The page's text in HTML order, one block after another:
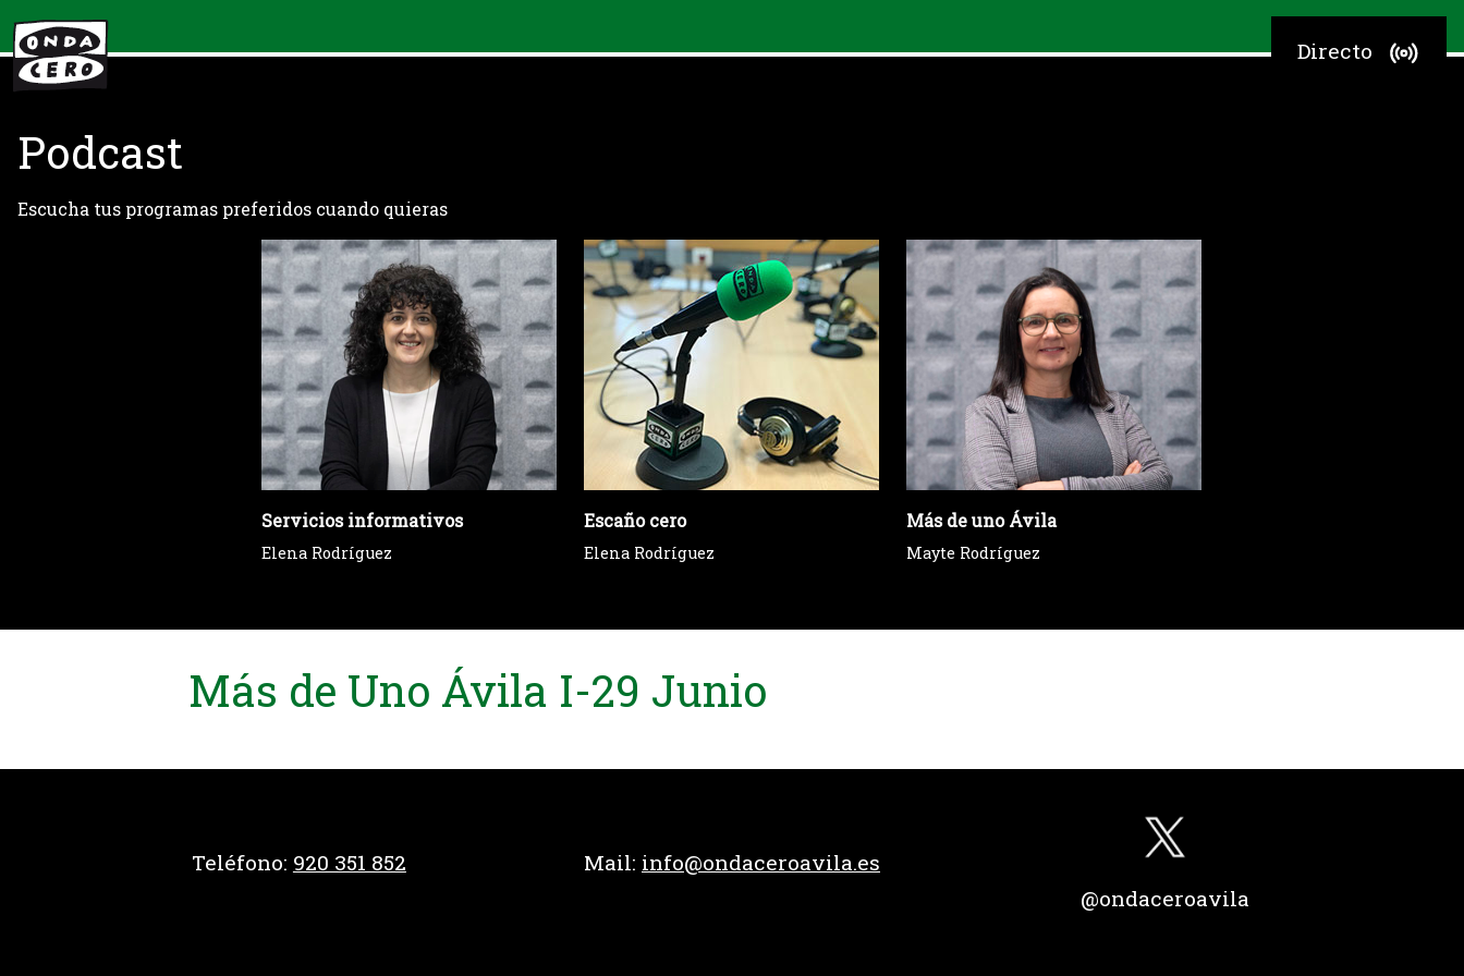
Directo
Podcast
Escucha tus programas preferidos cuando quieras
Servicios informativos
Elena Rodríguez
Escaño cero
Elena Rodríguez
Más de uno Ávila
Mayte Rodríguez
Más de Uno Ávila I-29 Junio
Teléfono: 920 351 852 Mail: info@ondaceroavila.es
@ondaceroavila